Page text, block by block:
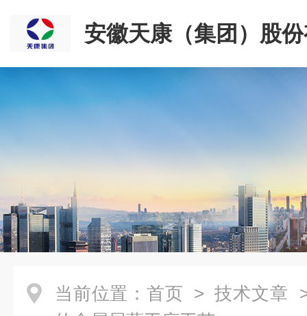
安徽天康（集团）股
司
当前位置： 首页 > 技术文章